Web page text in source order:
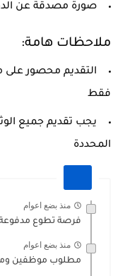
صورة مصدقة عن
ملاحظات هامة:
التقديم محصور على
فقط
يجب تقديم جميع
المحددة
منذ بضع اعوام
فرصة تطوع مدفوعة
منذ بضع اعوام
مطلوب موظفين